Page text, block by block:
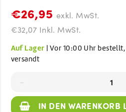
€26,95 exkl. MwSt.
€32,07 Inkl. MwSt.
Auf Lager | Vor 10:00 Uhr
versandt
IN DEN WARENKORB